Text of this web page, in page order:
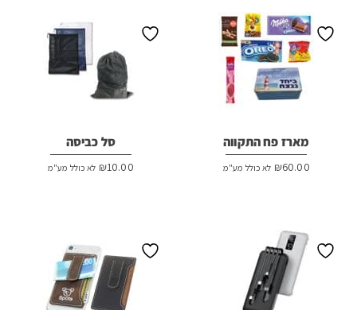
מארז פח התקווה
₪60.00 לא כולל מע"מ
סל כביסה
₪10.00 לא כולל מע"מ